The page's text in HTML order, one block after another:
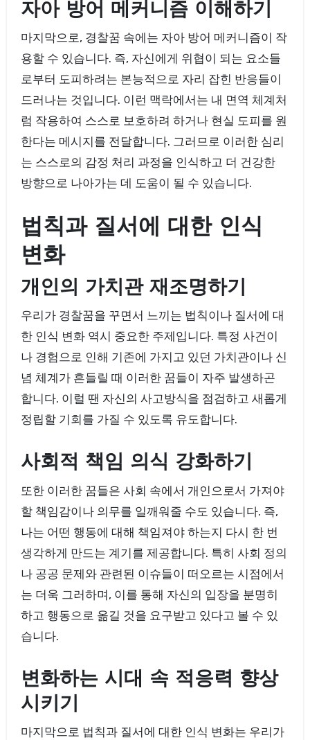
자아 방어 메커니즘 이해하기
마지막으로, 경찰꿈 속에는 자아 방어 메커니즘이 작
용할 수 있습니다. 즉, 자신에게 위협이 되는 요소들
로부터 도피하려는 본능적으로 자리 잡힌 반응들이
드러나는 것입니다. 이런 맥락에서는 내 면역 체계처
럼 작용하여 스스로 보호하려 하거나 현실 도피를 원
한다는 메시지를 전달합니다. 그러므로 이러한 심리
는 스스로의 감정 처리 과정을 인식하고 더 건강한
방향으로 나아가는 데 도움이 될 수 있습니다.
법칙과 질서에 대한 인식
변화
개인의 가치관 재조명하기
우리가 경찰꿈을 꾸면서 느끼는 법칙이나 질서에 대
한 인식 변화 역시 중요한 주제입니다. 특정 사건이
나 경험으로 인해 기존에 가지고 있던 가치관이나 신
념 체계가 흔들릴 때 이러한 꿈들이 자주 발생하곤
합니다. 이럴 땐 자신의 사고방식을 점검하고 새롭게
정립할 기회를 가질 수 있도록 유도합니다.
사회적 책임 의식 강화하기
또한 이러한 꿈들은 사회 속에서 개인으로서 가져야
할 책임감이나 의무를 일깨워줄 수도 있습니다. 즉,
나는 어떤 행동에 대해 책임져야 하는지 다시 한 번
생각하게 만드는 계기를 제공합니다. 특히 사회 정의
나 공공 문제와 관련된 이슈들이 떠오르는 시점에서
는 더욱 그러하며, 이를 통해 자신의 입장을 분명히
하고 행동으로 옮길 것을 요구받고 있다고 볼 수 있
습니다.
변화하는 시대 속 적응력 향상
시키기
마지막으로 법칙과 질서에 대한 인식 변화는 우리가